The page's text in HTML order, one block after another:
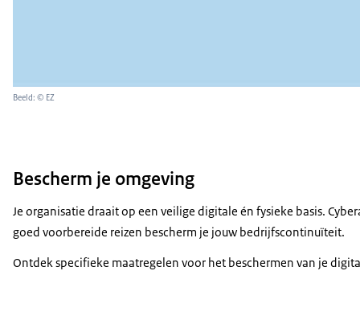
Beeld: © EZ
Bescherm je omgeving
Je organisatie draait op een veilige digitale én fysieke basis.
goed voorbereide reizen bescherm je jouw bedrijfscontinuïteit.
Ontdek specifieke maatregelen voor het beschermen van je